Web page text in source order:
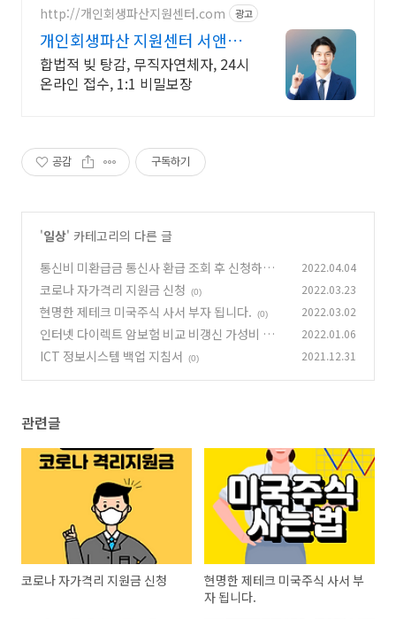
http://개인회생파산지원센터.com 광고
개인회생파산 지원센터 서앤율
빚탕감 모든 부채 해결
합법적 빚 탕감, 무직자연체자, 24시
온라인 접수, 1:1 비밀보장
공감 구독하기
'일상' 카테고리의 다른 글
통신비 미환급금 통신사 환급 조회 후 신청하세
요. (0)
2022.04.04
코로나 자가격리 지원금 신청 (0) 2022.03.23
현명한 제테크 미국주식 사서 부자 됩니다. (0) 2022.03.02
인터넷 다이렉트 암보험 비교 비갱신 가성비 저렴
한곳
(0)
2022.01.06
ICT 정보시스템 백업 지침서 (0) 2021.12.31
관련글
코로나 자가격리 지원금 신청
현명한 제테크 미국주식 사서 부
자 됩니다.